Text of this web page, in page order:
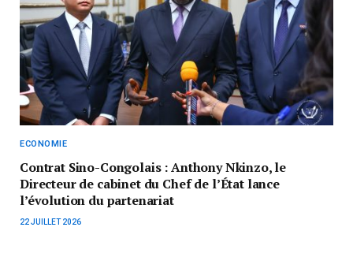
ECONOMIE
Contrat Sino-Congolais : Anthony Nkinzo, le
Directeur de cabinet du Chef de l’État lance
l’évolution du partenariat
22 JUILLET 2026